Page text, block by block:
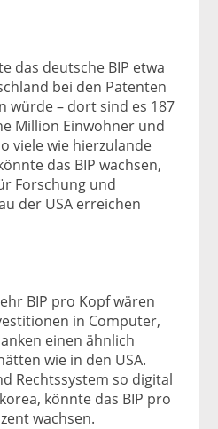
das deutsche BIP etwa
bei den Patenten
würde – dort sind es 187
Million Einwohner und
viele wie hierzulande
das BIP wachsen,
Forschung und
der USA erreichen
BIP pro Kopf wären
in Computer,
einen ähnlich
wie in den USA.
Rechtssystem so digital
könnte das BIP pro
wachsen.